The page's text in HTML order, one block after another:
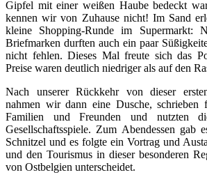
Gipfel mit einer weißen Haube bedeckt
kennen wir von Zuhause nicht! Im Sand
kleine Shopping-Runde im Supermarkt:
Briefmarken durften auch ein paar
nicht fehlen. Dieses Mal freute sich das
Preise waren deutlich niedriger als auf den
Nach unserer Rückkehr von dieser
nahmen wir dann eine Dusche, schrieben
Familien und Freunden und nutzten
Gesellschaftsspiele. Zum Abendessen gab
Schnitzel und es folgte ein Vortrag und
und den Tourismus in dieser besonderen
von Ostbelgien unterscheidet.